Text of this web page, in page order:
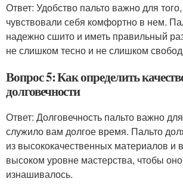
Ответ: Удобство пальто важно для
чувствовали себя комфортно в нем.
надежно сшито и иметь правильный
не слишком тесно и не слишком
Вопрос 5: Как определить
долговечности
Ответ: Долговечность пальто важно
служило вам долгое время. Пальто
из высококачественных материалов и
высоком уровне мастерства, чтобы
изнашивалось.